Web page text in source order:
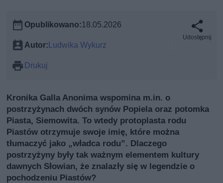
Opublikowano:18.05.2026
Autor:Ludwika Wykurz
Drukuj
Udostępnij
Kronika Galla Anonima wspomina m.in. o
postrzyżynach dwóch synów Popiela oraz potomka
Piasta, Siemowita. To wtedy protoplasta rodu
Piastów otrzymuje swoje imię, które można
tłumaczyć jako „władca rodu”. Dlaczego
postrzyżyny były tak ważnym elementem kultury
dawnych Słowian, że znalazły się w legendzie o
pochodzeniu Piastów?